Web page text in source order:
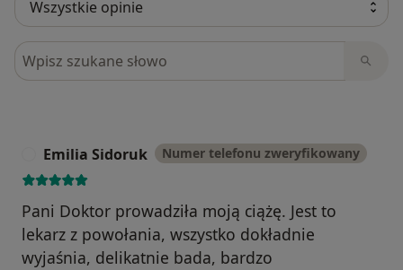
Szukaj w opiniach
Emilia Sidoruk Numer telefonu zweryfikowany
Pani Doktor prowadziła moją ciążę. Jest to
lekarz z powołania, wszystko dokładnie
wyjaśnia, delikatnie bada, bardzo